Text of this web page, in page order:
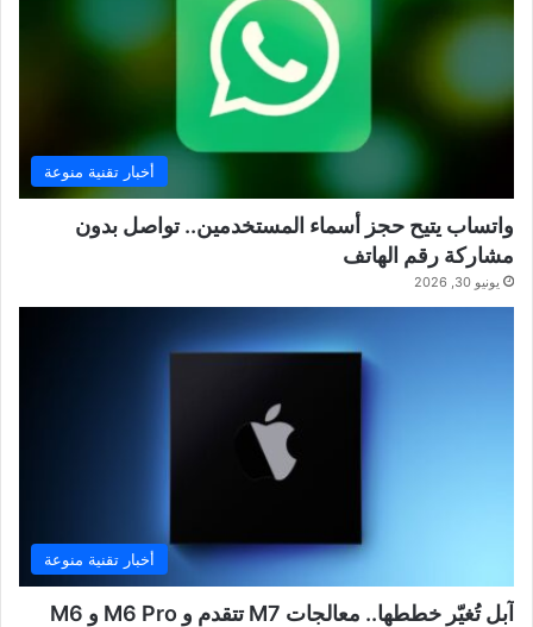
أخبار تقنية منوعة
واتساب يتيح حجز أسماء المستخدمين.. تواصل بدون
مشاركة رقم الهاتف
يونيو 30, 2026
أخبار تقنية منوعة
آبل تُغيّر خططها.. معالجات M7 تتقدم و M6 Pro و M6